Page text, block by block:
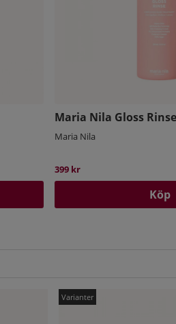
Maria Nila Gloss
Maria Nila
399 kr
Köp